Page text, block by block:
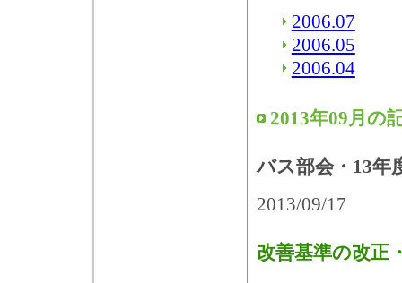
2006.07
2006.05
2006.04
2013年09月の
バス部会・13年
2013/09/17
改善基準の改正